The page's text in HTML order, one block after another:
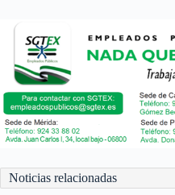
Noticias relacionadas